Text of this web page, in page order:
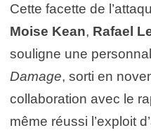
Cette facette de
Moise Kean, Rafael
souligne une
Damage, sorti en
collaboration avec le
même réussi l’exploit